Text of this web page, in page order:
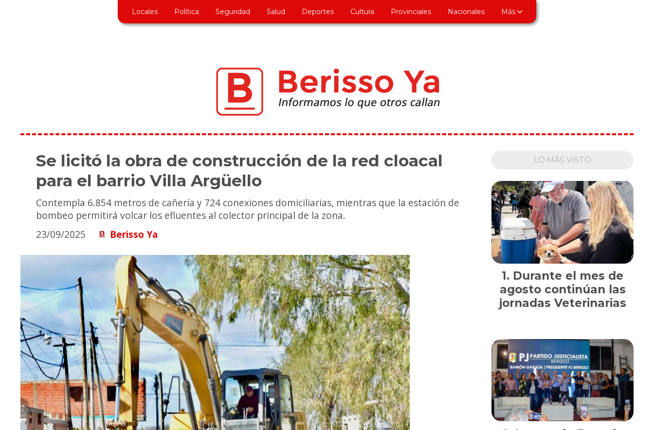
Locales Política Seguridad Salud Deportes Cultura Provinciales Nacionales Más
Se licitó la obra de construcción de la red cloacal
para el barrio Villa Argüello
Contempla 6.854 metros de cañería y 724 conexiones domiciliarias, mientras que la estación de
bombeo permitirá volcar los efluentes al colector principal de la zona.
23/09/2025
Berisso Ya
LO MÁS VISTO
Durante el mes de
agosto continúan las
jornadas Veterinarias